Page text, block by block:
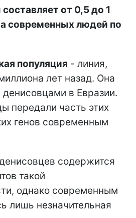
от 0,5 до 1
современных людей по
популяция - линия,
лет назад. Она
в Евразии.
передали часть этих
генов современным
содержится
такой
однако современным
лишь незначительная